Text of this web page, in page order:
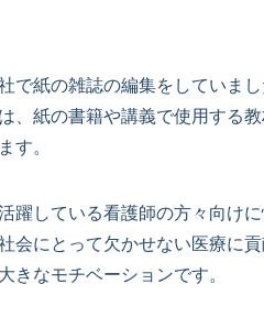
で紙の雑誌の編集をしていま
、紙の書籍や講義で使用する
す。
躍している看護師の方々向け
会にとって欠かせない医療に
きなモチベーションです。